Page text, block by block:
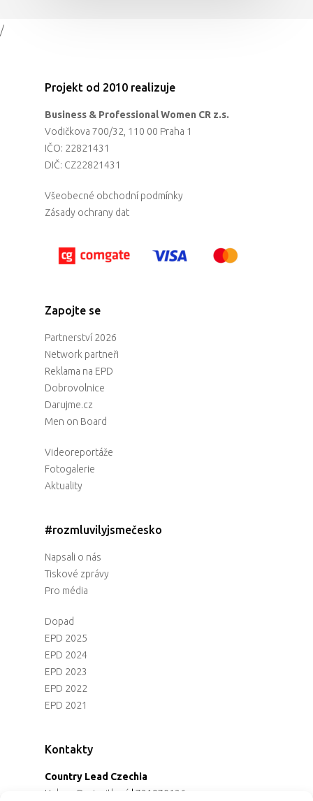
/
Projekt od 2010 realizuje
Business & Professional Women CR z.s.
Vodičkova 700/32, 110 00 Praha 1
IČO: 22821431
DIČ: CZ22821431
Všeobecné obchodní podmínky
Zásady ochrany dat
Zapojte se
Partnerství 2026
Network partneři
Reklama na EPD
Dobrovolnice
Darujme.cz
Men on Board
Videoreportáže
Fotogalerie
Aktuality
#rozmluvilyjsmečesko
Napsali o nás
Tiskové zprávy
Pro média
Dopad
EPD 2025
EPD 2024
EPD 2023
EPD 2022
EPD 2021
Kontakty
Country Lead Czechia
Helena Dreiseitlová | 731970136